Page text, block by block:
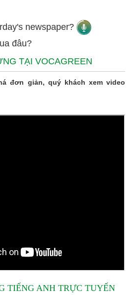
newspaper?
đâu?
TẠI VOCAGREEN
đơn giản, quý khách xem video
TIẾNG ANH TRỰC TUYẾN